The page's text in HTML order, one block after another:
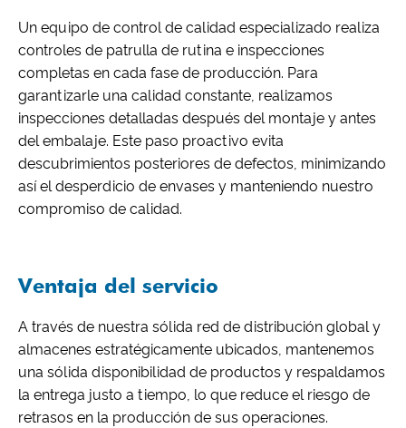
Un equipo de control de calidad especializado realiza
controles de patrulla de rutina e inspecciones
completas en cada fase de producción. Para
garantizarle una calidad constante, realizamos
inspecciones detalladas después del montaje y antes
del embalaje. Este paso proactivo evita
descubrimientos posteriores de defectos, minimizando
así el desperdicio de envases y manteniendo nuestro
compromiso de calidad.
Ventaja del servicio
A través de nuestra sólida red de distribución global y
almacenes estratégicamente ubicados, mantenemos
una sólida disponibilidad de productos y respaldamos
la entrega justo a tiempo, lo que reduce el riesgo de
retrasos en la producción de sus operaciones.